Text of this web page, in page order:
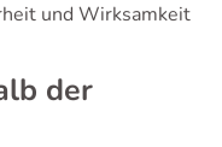
und Wirksamkeit
der